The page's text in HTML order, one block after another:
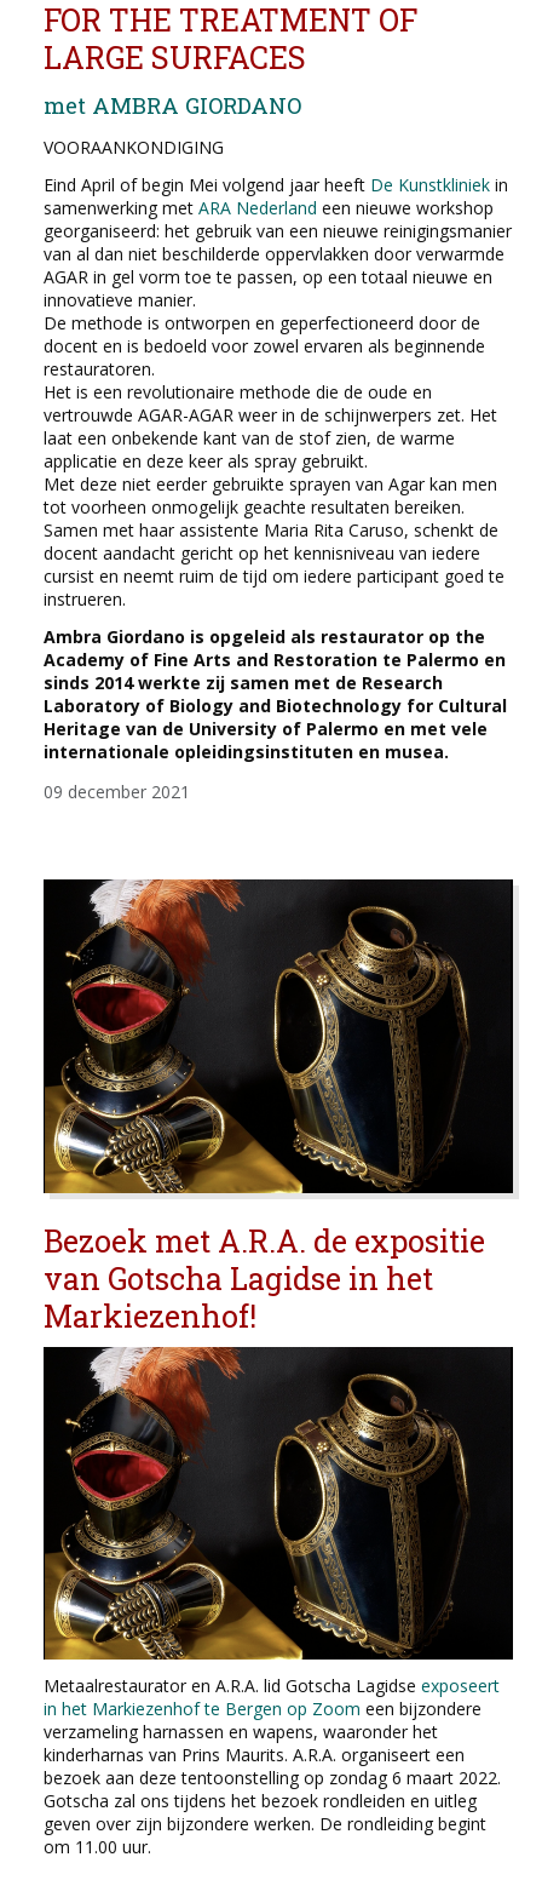
FOR THE TREATMENT OF
LARGE SURFACES
met AMBRA GIORDANO
VOORAANKONDIGING
Eind April of begin Mei volgend jaar heeft De Kunstkliniek in
samenwerking met ARA Nederland een nieuwe workshop
georganiseerd: het gebruik van een nieuwe reinigingsmanier
van al dan niet beschilderde oppervlakken door verwarmde
AGAR in gel vorm toe te passen, op een totaal nieuwe en
innovatieve manier.
De methode is ontworpen en geperfectioneerd door de
docent en is bedoeld voor zowel ervaren als beginnende
restauratoren.
Het is een revolutionaire methode die de oude en
vertrouwde AGAR-AGAR weer in de schijnwerpers zet. Het
laat een onbekende kant van de stof zien, de warme
applicatie en deze keer als spray gebruikt.
Met deze niet eerder gebruikte sprayen van Agar kan men
tot voorheen onmogelijk geachte resultaten bereiken.
Samen met haar assistente Maria Rita Caruso, schenkt de
docent aandacht gericht op het kennisniveau van iedere
cursist en neemt ruim de tijd om iedere participant goed te
instrueren.
Ambra Giordano is opgeleid als restaurator op the
Academy of Fine Arts and Restoration te Palermo en
sinds 2014 werkte zij samen met de Research
Laboratory of Biology and Biotechnology for Cultural
Heritage van de University of Palermo en met vele
internationale opleidingsinstituten en musea.
09 december 2021
Bezoek met A.R.A. de expositie
van Gotscha Lagidse in het
Markiezenhof!
Metaalrestaurator en A.R.A. lid Gotscha Lagidse exposeert
in het Markiezenhof te Bergen op Zoom een bijzondere
verzameling harnassen en wapens, waaronder het
kinderharnas van Prins Maurits. A.R.A. organiseert een
bezoek aan deze tentoonstelling op zondag 6 maart 2022.
Gotscha zal ons tijdens het bezoek rondleiden en uitleg
geven over zijn bijzondere werken. De rondleiding begint
om 11.00 uur.